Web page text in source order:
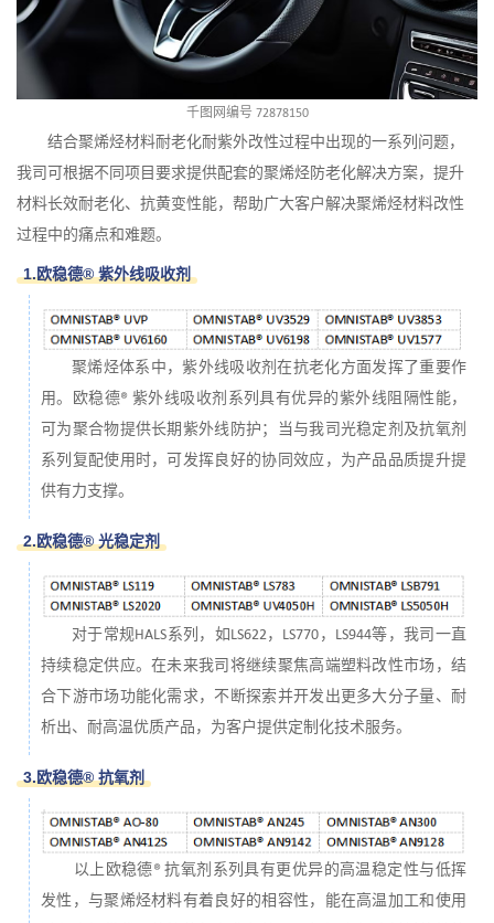
千图网编号 72878150
结合聚烯烃材料耐老化耐紫外改性过程中出现的一系列问题，
我司可根据不同项目要求提供配套的聚烯烃防老化解决方案，提升
材料长效耐老化、抗黄变性能，帮助广大客户解决聚烯烃材料改性
过程中的痛点和难题。
1.欧稳德® 紫外线吸收剂
聚烯烃体系中，紫外线吸收剂在抗老化方面发挥了重要作
用。欧稳德® 紫外线吸收剂系列具有优异的紫外线阻隔性能，
可为聚合物提供长期紫外线防护；当与我司光稳定剂及抗氧剂
系列复配使用时，可发挥良好的协同效应，为产品品质提升提
供有力支撑。
2.欧稳德® 光稳定剂
对于常规HALS系列，如LS622，LS770，LS944等，我司一直
持续稳定供应。在未来我司将继续聚焦高端塑料改性市场，结
合下游市场功能化需求，不断探索并开发出更多大分子量、耐
析出、耐高温优质产品，为客户提供定制化技术服务。
3.欧稳德® 抗氧剂
以上欧稳德® 抗氧剂系列具有更优异的高温稳定性与低挥
发性，与聚烯烃材料有着良好的相容性，能在高温加工和使用